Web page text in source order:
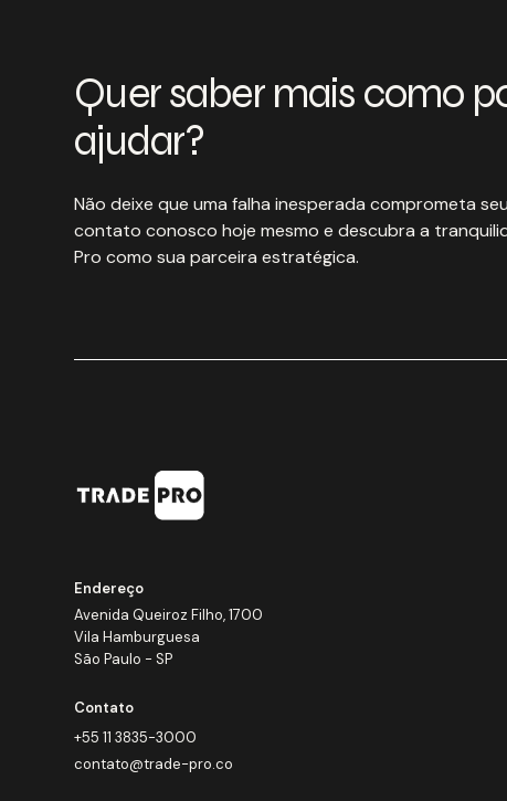
Quer saber mais como
ajudar?
Não deixe que uma falha inesperada comprometa
contato conosco hoje mesmo e descubra a
Pro como sua parceira estratégica.
Endereço
Avenida Queiroz Filho, 1700
Vila Hamburguesa
São Paulo - SP
Contato
+55 11 3835-3000
contato@trade-pro.co